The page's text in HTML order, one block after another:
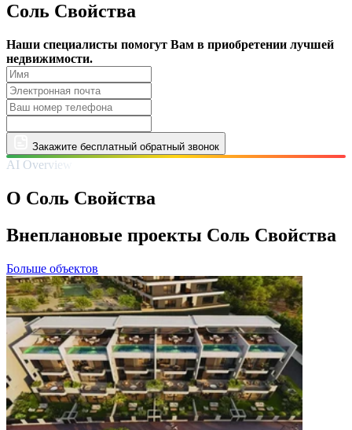
Соль Свойства
Наши специалисты помогут Вам в приобретении лучшей
недвижимости.
Закажите бесплатный обратный звонок
AI Overview
О Соль Свойства
Внеплановые проекты Соль Свойства
Больше объектов